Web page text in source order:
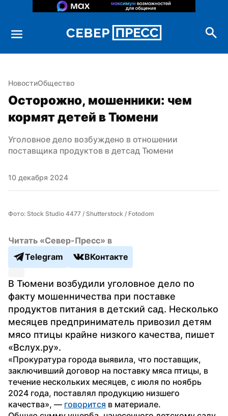
НовостиОбщество
Осторожно, мошенники: чем
кормят детей в Тюмени
Уголовное дело возбуждено в отношении
поставщика продуктов в детсад Тюмени
10 декабря 2024
Фото: Stock Studio 4477 / Shutterstock / Fotodom
Читать «Север-Пресс» в
Telegram
ВКонтакте
В Тюмени возбудили уголовное дело по
факту мошенничества при поставке
продуктов питания в детский сад. Несколько
месяцев предприниматель привозил детям
мясо птицы крайне низкого качества, пишет
«Вслух.ру».
«Прокуратура города выявила, что поставщик,
заключивший договор на поставку мяса птицы, в
течение нескольких месяцев, с июля по ноябрь
2024 года, поставлял продукцию низшего
качества», — говорится в материале.